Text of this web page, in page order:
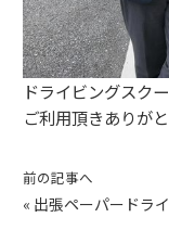
ドライビングスク
ご利用頂きありが
前の記事へ
« 出張ペーパードラ